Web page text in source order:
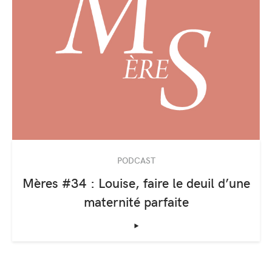
PODCAST
Mères #34 : Louise, faire le deuil d’une
maternité parfaite
‣